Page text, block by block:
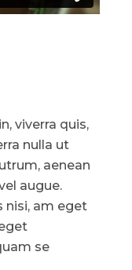
viverra quis,
nulla ut
aenean
augue.
nisi, am eget
se